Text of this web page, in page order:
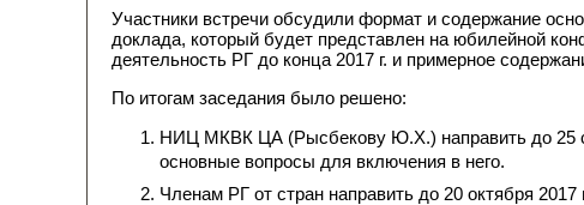
Участники встречи обсудили формат и содержание
доклада, который будет представлен на юбилейной
деятельность РГ до конца 2017 г. и примерное
По итогам заседания было решено:
НИЦ МКВК ЦА (Рысбекову Ю.Х.) направить до 25
основные вопросы для включения в него.
Членам РГ от стран направить до 20 октября